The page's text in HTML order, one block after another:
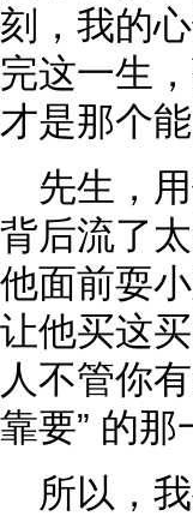
刻，我的
完这一生
才是那个
先生，
背后流了
他面前耍
让他买这
人不管你
靠要” 的那
所以，